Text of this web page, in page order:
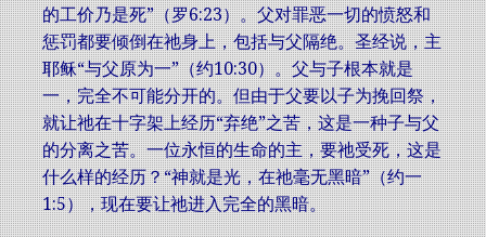
的工价乃是死”（罗6:23）。父对罪恶一切的愤怒和
惩罚都要倾倒在祂身上，包括与父隔绝。圣经说，主
耶稣“与父原为一”（约10:30）。父与子根本就是
一，完全不可能分开的。但由于父要以子为挽回祭，
就让祂在十字架上经历“弃绝”之苦，这是一种子与父
的分离之苦。一位永恒的生命的主，要祂受死，这是
什么样的经历？“神就是光，在祂毫无黑暗”（约一
1:5），现在要让祂进入完全的黑暗。